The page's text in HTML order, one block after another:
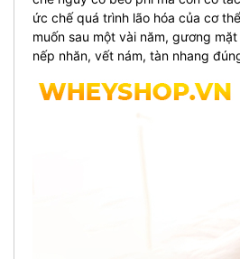
ức chế quá trình lão hóa của cơ
muốn sau một vài năm, gương
nếp nhăn, vết nám, tàn nhang